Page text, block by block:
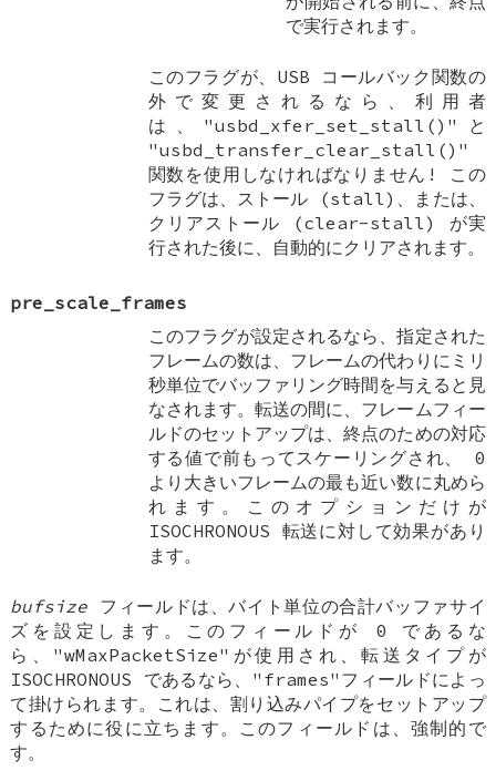
で実行されます。
このフラグが、USB コールバック関数の
外で変更されるなら、利用者
は、"usbd_xfer_set_stall()"と
"usbd_transfer_clear_stall()"
関数を使用しなければなりません! この
フラグは、ストール (stall)、または、
クリアストール (clear-stall) が実
行された後に、自動的にクリアされます。
pre_scale_frames
このフラグが設定されるなら、指定された
フレームの数は、フレームの代わりにミリ
秒単位でバッファリング時間を与えると見
なされます。転送の間に、フレームフィー
ルドのセットアップは、終点のための対応
する値で前もってスケーリングされ、 0
より大きいフレームの最も近い数に丸めら
れます。このオプションだけが
ISOCHRONOUS 転送に対して効果があり
ます。
bufsize フィールドは、バイト単位の合計バッファサイ
ズを設定します。このフィールドが 0 であるな
ら、"wMaxPacketSize"が使用され、転送タイプが
ISOCHRONOUS であるなら、"frames"フィールドによっ
て掛けられます。これは、割り込みパイプをセットアップ
するために役に立ちます。このフィールドは、強制的で
す。